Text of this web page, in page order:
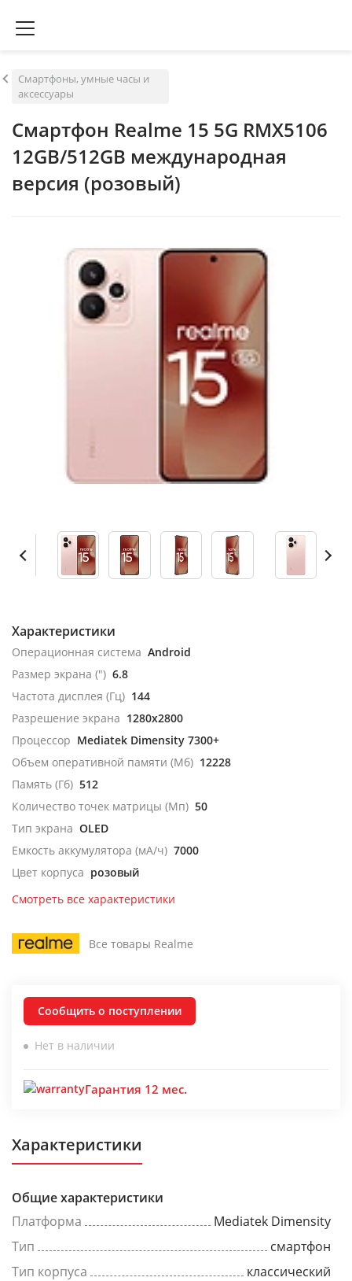
Смартфоны, умные часы и
аксессуары
Смартфон Realme 15 5G RMX5106
12GB/512GB международная
версия (розовый)
Характеристики
Операционная система Android
Размер экрана (") 6.8
Частота дисплея (Гц) 144
Разрешение экрана 1280x2800
Процессор Mediatek Dimensity 7300+
Объем оперативной памяти (Мб) 12228
Память (Гб) 512
Количество точек матрицы (Мп) 50
Тип экрана OLED
Емкость аккумулятора (мА/ч) 7000
Цвет корпуса розовый
Смотреть все характеристики
Все товары Realme
Сообщить о поступлении
Нет в наличии
Гарантия 12 мес.
Характеристики
Общие характеристики
Платформа
Mediatek Dimensity
Тип
смартфон
Тип корпуса
классический